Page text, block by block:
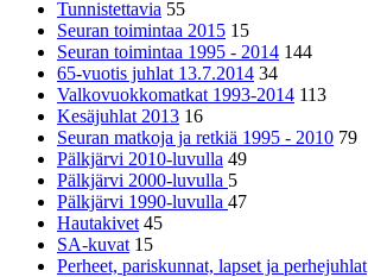
Tunnistettavia 55
Seuran toimintaa 2015 15
Seuran toimintaa 1995 - 2014 144
65-vuotis juhlat 13.7.2014 34
Valkovuokkomatkat 1993-2014 113
Kesäjuhlat 2013 16
Seuran matkoja ja retkiä 1995 - 2010 79
Pälkjärvi 2010-luvulla 49
Pälkjärvi 2000-luvulla 5
Pälkjärvi 1990-luvulla 47
Hautakivet 45
SA-kuvat 15
Perheet, pariskunnat, lapset ja perhejuhlat